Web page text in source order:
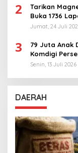
2
Tarikan
Buka 1736
Jumat, 24 Juli
3
79 Juta Anak
Komdigi
Senin, 13 Juli 2026
DAERAH